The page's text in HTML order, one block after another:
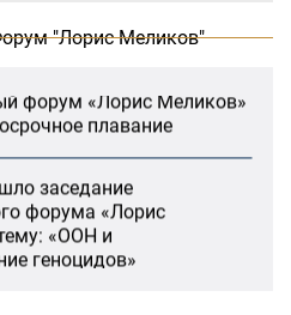
"Лорис Меликов"
форум «Лорис Меликов»
заседание
форума «Лорис
«ООН и
геноцидов»
начинает свою